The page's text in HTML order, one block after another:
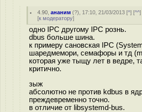
4.90 ,ананим (?), 17:10, 21/03/2013 [^] [^^]
[к модератору]
одно IPC другому IPC рознь.
dbus больше шина.
к примеру сановская IPC
шаредмемори, семафоры и тд
которая уже тыщу лет в ведре,
критично.
зыж
абсолютно не против kdbus в
преждевременно точно.
в отличие от libsystemd-bus.